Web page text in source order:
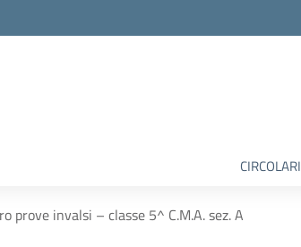
CIRCOLARI
prove invalsi – classe 5^ C.M.A. sez. A